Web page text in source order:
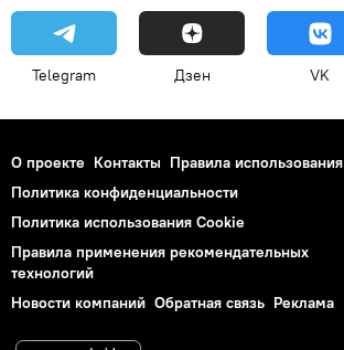
Telegram Дзен VK
О проекте Контакты Правила использования
Политика конфиденциальности
Политика использования Cookie
Правила применения рекомендательных
технологий
Новости компаний Обратная связь Реклама